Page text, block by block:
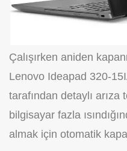
Çalışırken aniden
Lenovo Ideapad 320-
tarafından detaylı arıza
bilgisayar fazla
almak için otomatik